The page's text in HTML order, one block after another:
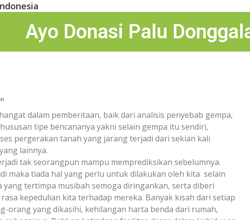
Ayo Donasi Palu
dalam pemberitaan, baik dari analisis penyebab gempa,
tipe bencananya yakni selain gempa itu sendiri,
pergerakan tanah yang jarang terjadi dari sekian kali
lainnya.
tak seorangpun mampu memprediksikan sebelumnya.
maka tiada hal yang perlu untuk dilakukan oleh kita selain
tertimpa musibah semoga diringankan, serta diberi
kepedulian kita terhadap mereka. Banyak kisah dari setiap
orang yang dikasihi, kehilangan harta benda dari rumah,